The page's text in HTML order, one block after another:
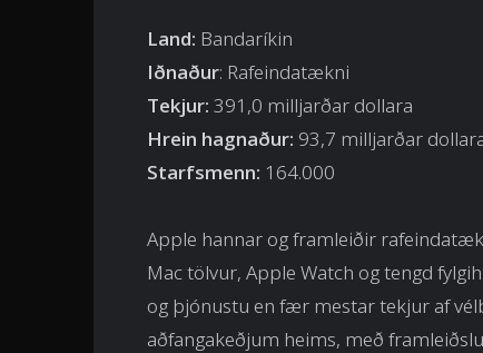
Land: Bandaríkin
Iðnaður: Rafeindatækni
Tekjur: 391,0 milljarðar dollara
Hrein hagnaður: 93,7 milljarðar
Starfsmenn: 164.000
Apple hannar og framleiðir
Mac tölvur, Apple Watch og tengd
og þjónustu en fær mestar tekjur af
aðfangakeðjum heims, með